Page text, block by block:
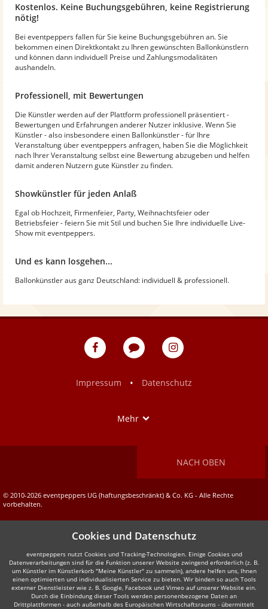
Kostenlos. Keine Buchungsgebühren, keine Registrierung
nötig!
Bei eventpeppers fallen für Sie keine Buchungsgebühren an. Sie
bekommen einen Direktkontakt zu Ihren gewünschten Ballonkünstlern
und können dann individuell Preise und Zahlungsmodalitäten
aushandeln.
Professionell, mit Bewertungen
Die Künstler werden auf der Plattform professionell präsentiert -
Bewertungen und Erfahrungen anderer Nutzer inklusive. Wenn Sie
Künstler - also insbesondere einen Ballonkünstler - für Ihre
Veranstaltung über eventpeppers anfragen, haben Sie die Möglichkeit
nach Ihrer Veranstaltung selbst eine Bewertung abzugeben und helfen
damit anderen Nutzern gute Künstler zu finden.
Showkünstler für jeden Anlaß
Egal ob Hochzeit, Firmenfeier, Party, Weihnachtsfeier oder
Betriebsfeier - feiern Sie mit Stil und buchen Sie Ihre individuelle Live-
Show mit eventpeppers.
Und es kann losgehen...
Ballonkünstler aus ganz Deutschland: individuell & professionell.
eventpeppers
Blog
eventpeppers
Impressum
• Datenschutz
Mehr
NACH OBEN
© 2010-2026 eventpeppers UG (haftungsbeschränkt) & Co. KG - Alle Rechte
vorbehalten.
Cookies und Datenschutz
eventpeppers nutzt Cookies und Tracking-Technologien. Einige Cookies und
Datenverarbeitungen sind für die Funktion unserer Website zwingend erforderlich (z. B.
um Künstler im Künstlerkorb "Meine Künstler" zu sammeln), andere helfen uns, Ihnen
einen optimierten und individualisierten Service zu bieten. Wir binden so auch Tools
externer Dienstleister wie z. B. Google, Facebook und Vimeo auf unserer Website ein.
Durch die Einbindung dieser Tools werden personenbezogene Daten an
Drittplattformen - auch außerhalb des Europäischen Wirtschaftsraums - übermittelt